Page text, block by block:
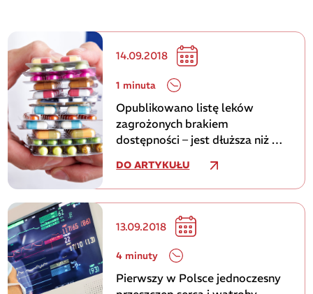
14.09.2018
1 minuta
Opublikowano listę leków
zagrożonych brakiem
dostępności – jest dłuższa niż w
DO ARTYKUŁU
13.09.2018
4 minuty
Pierwszy w Polsce jednoczesny